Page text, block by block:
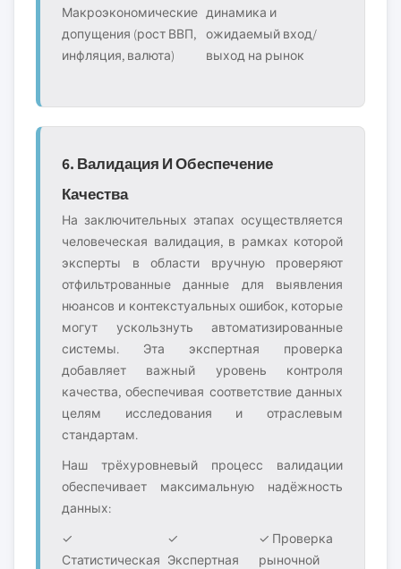
Макроэкономические
допущения (рост ВВП,
инфляция, валюта)
динамика и
ожидаемый вход/
выход на рынок
6. Валидация И Обеспечение
Качества
На заключительных этапах осуществляется
человеческая валидация, в рамках которой
эксперты в области вручную проверяют
отфильтрованные данные для выявления
нюансов и контекстуальных ошибок, которые
могут ускользнуть автоматизированные
системы. Эта экспертная проверка
добавляет важный уровень контроля
качества, обеспечивая соответствие данных
целям исследования и отраслевым
стандартам.
Наш трёхуровневый процесс валидации
обеспечивает максимальную надёжность
данных:
✓
Статистическая
✓
Экспертная
✓ Проверка
рыночной